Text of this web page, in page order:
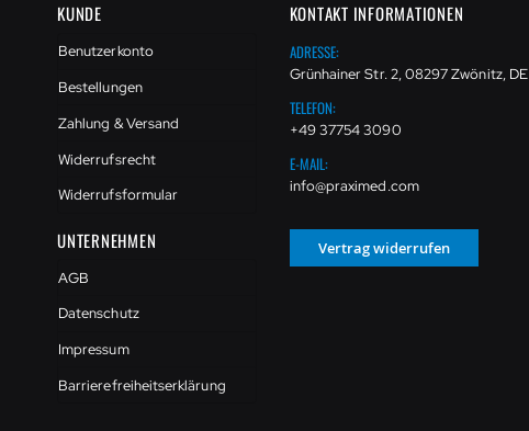
KUNDE
Benutzerkonto
Bestellungen
Zahlung & Versand
Widerrufsrecht
Widerrufsformular
UNTERNEHMEN
AGB
Datenschutz
Impressum
Barrierefreiheitserklärung
KONTAKT INFORMATIONEN
ADRESSE:
Grünhainer Str. 2, 08297 Zwönitz, DE
TELEFON:
+49 37754 3090
E-MAIL:
info@praximed.com
Vertrag widerrufen